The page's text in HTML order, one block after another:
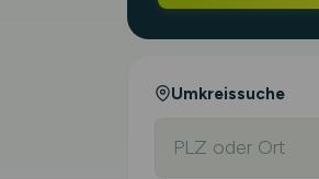
Umkreissuche